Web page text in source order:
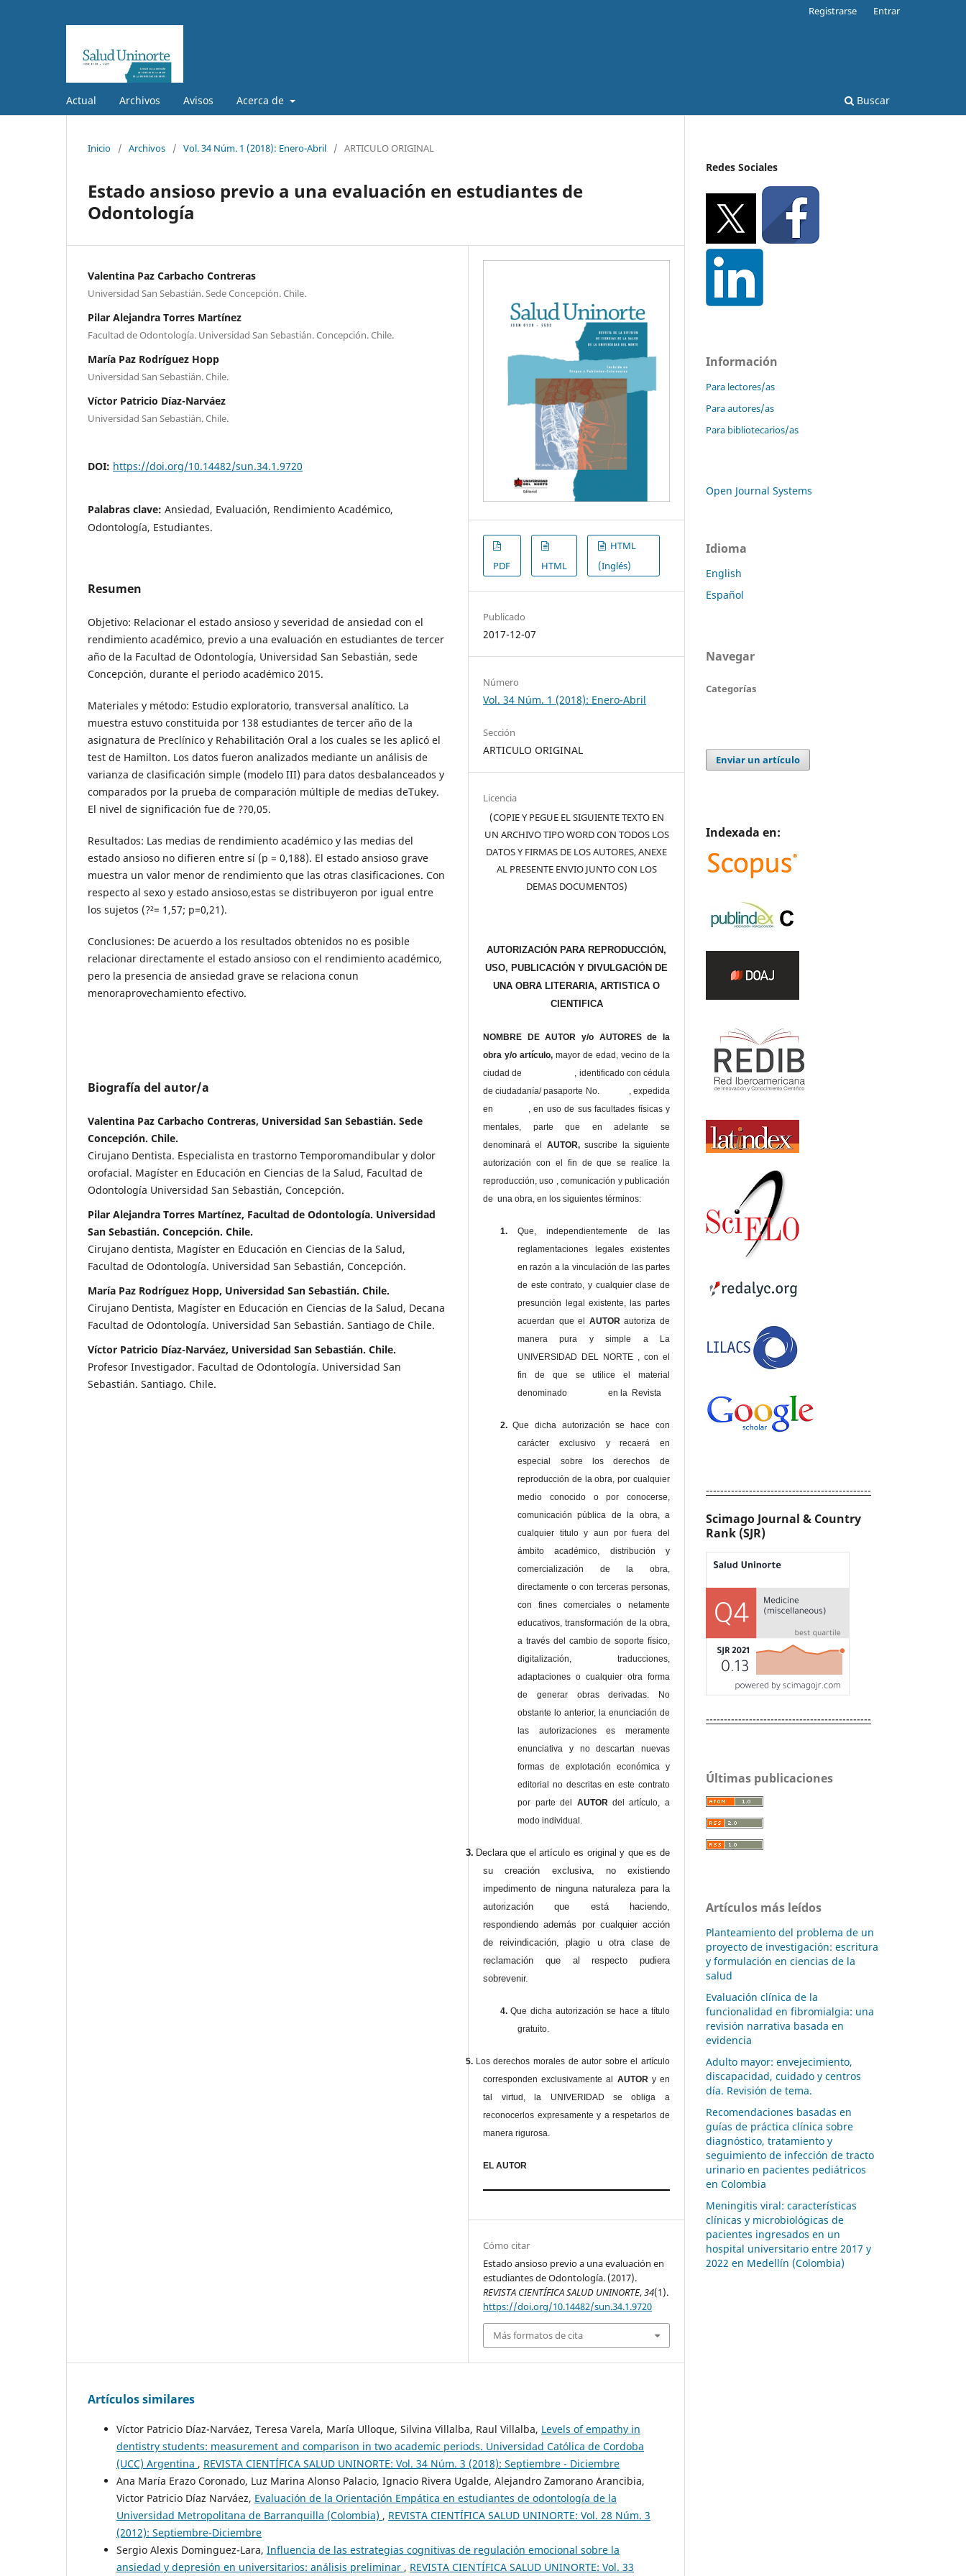
Actual Archivos Avisos Acerca de Buscar
Registrarse Entrar
Inicio / Archivos / Vol. 34 Núm. 1 (2018): Enero-Abril / ARTICULO ORIGINAL
Estado ansioso previo a una evaluación en estudiantes de
Odontología
Valentina Paz Carbacho Contreras
Universidad San Sebastián. Sede Concepción. Chile.
Pilar Alejandra Torres Martínez
Facultad de Odontología. Universidad San Sebastián. Concepción. Chile.
María Paz Rodríguez Hopp
Universidad San Sebastián. Chile.
Víctor Patricio Díaz-Narváez
Universidad San Sebastián. Chile.
DOI: https://doi.org/10.14482/sun.34.1.9720
Palabras clave: Ansiedad, Evaluación, Rendimiento Académico,
Odontología, Estudiantes.
Resumen
Objetivo: Relacionar el estado ansioso y severidad de ansiedad con el
rendimiento académico, previo a una evaluación en estudiantes de tercer
año de la Facultad de Odontología, Universidad San Sebastián, sede
Concepción, durante el periodo académico 2015.
Materiales y método: Estudio exploratorio, transversal analítico. La
muestra estuvo constituida por 138 estudiantes de tercer año de la
asignatura de Preclínico y Rehabilitación Oral a los cuales se les aplicó el
test de Hamilton. Los datos fueron analizados mediante un análisis de
varianza de clasificación simple (modelo III) para datos desbalanceados y
comparados por la prueba de comparación múltiple de medias deTukey.
El nivel de significación fue de ??0,05.
Resultados: Las medias de rendimiento académico y las medias del
estado ansioso no difieren entre sí (p = 0,188). El estado ansioso grave
muestra un valor menor de rendimiento que las otras clasificaciones. Con
respecto al sexo y estado ansioso,estas se distribuyeron por igual entre
los sujetos (?²= 1,57; p=0,21).
Conclusiones: De acuerdo a los resultados obtenidos no es posible
relacionar directamente el estado ansioso con el rendimiento académico,
pero la presencia de ansiedad grave se relaciona conun
menoraprovechamiento efectivo.
Biografía del autor/a
Valentina Paz Carbacho Contreras, Universidad San Sebastián. Sede
Concepción. Chile.
Cirujano Dentista. Especialista en trastorno Temporomandibular y dolor
orofacial. Magíster en Educación en Ciencias de la Salud, Facultad de
Odontología Universidad San Sebastián, Concepción.
Pilar Alejandra Torres Martínez, Facultad de Odontología. Universidad
San Sebastián. Concepción. Chile.
Cirujano dentista, Magíster en Educación en Ciencias de la Salud,
Facultad de Odontología. Universidad San Sebastián, Concepción.
María Paz Rodríguez Hopp, Universidad San Sebastián. Chile.
Cirujano Dentista, Magíster en Educación en Ciencias de la Salud, Decana
Facultad de Odontología. Universidad San Sebastián. Santiago de Chile.
Víctor Patricio Díaz-Narváez, Universidad San Sebastián. Chile.
Profesor Investigador. Facultad de Odontología. Universidad San
Sebastián. Santiago. Chile.
PDF HTML
HTML
(Inglés)
Publicado
2017-12-07
Número
Vol. 34 Núm. 1 (2018): Enero-Abril
Sección
ARTICULO ORIGINAL
Licencia
(COPIE Y PEGUE EL SIGUIENTE TEXTO EN
UN ARCHIVO TIPO WORD CON TODOS LOS
DATOS Y FIRMAS DE LOS AUTORES, ANEXE
AL PRESENTE ENVIO JUNTO CON LOS
DEMAS DOCUMENTOS)
AUTORIZACIÓN PARA REPRODUCCIÓN,
USO, PUBLICACIÓN Y DIVULGACIÓN DE
UNA OBRA LITERARIA, ARTISTICA O
CIENTIFICA
NOMBRE DE AUTOR y/o AUTORES de la
obra y/o artículo,mayor de edad, vecino de la
ciudad de , identificado con cédula
de ciudadanía/ pasaporte No. , expedida
en , en uso de sus facultades físicas y
mentales, parte que en adelante se
denominará el AUTOR,suscribe la siguiente
autorización con el fin de que se realice la
reproducción, uso , comunicación y publicación
de una obra, en los siguientes términos:
1.
Que, independientemente de las
reglamentaciones legales existentes
en razón a la vinculación de las partes
de este contrato, y cualquier clase de
presunción legal existente, las partes
acuerdan que el AUTORautoriza de
manera pura y simple a La
UNIVERSIDAD DEL NORTE , con el
fin de que se utilice el material
denominado en la Revista
2. Que dicha autorización se hace con
carácter exclusivo y recaerá en
especial sobre los derechos de
reproducción de la obra, por cualquier
medio conocido o por conocerse,
comunicación pública de la obra, a
cualquier titulo y aun por fuera del
ámbito académico, distribución y
comercialización de la obra,
directamente o con terceras personas,
con fines comerciales o netamente
educativos, transformación de la obra,
a través del cambio de soporte físico,
digitalización, traducciones,
adaptaciones o cualquier otra forma
de generar obras derivadas. No
obstante lo anterior, la enunciación de
las autorizaciones es meramente
enunciativa y no descartan nuevas
formas de explotación económica y
editorial no descritas en este contrato
por parte del AUTOR del artículo, a
modo individual.
3. Declara que el artículo es original y que es de
su creación exclusiva, no existiendo
impedimento de ninguna naturaleza para la
autorización que está haciendo,
respondiendo además por cualquier acción
de reivindicación, plagio u otra clase de
reclamación que al respecto pudiera
sobrevenir.
4. Que dicha autorización se hace a título
gratuito.
5. Los derechos morales de autor sobre el artículo
corresponden exclusivamente al AUTOR y en
tal virtud, la UNIVERIDAD se obliga a
reconocerlos expresamente y a respetarlos de
manera rigurosa.
EL AUTOR
Cómo citar
Estado ansioso previo a una evaluación en
estudiantes de Odontología. (2017).
REVISTA CIENTÍFICA SALUD UNINORTE,34(1).
https://doi.org/10.14482/sun.34.1.9720
Más formatos de cita
Artículos similares
Víctor Patricio Díaz-Narváez, Teresa Varela, María Ulloque, Silvina Villalba, Raul Villalba, Levels of empathy in
dentistry students: measurement and comparison in two academic periods. Universidad Católica de Cordoba
(UCC) Argentina , REVISTA CIENTÍFICA SALUD UNINORTE: Vol. 34 Núm. 3 (2018): Septiembre - Diciembre
Ana María Erazo Coronado, Luz Marina Alonso Palacio, Ignacio Rivera Ugalde, Alejandro Zamorano Arancibia,
Victor Patricio Díaz Narváez, Evaluación de la Orientación Empática en estudiantes de odontología de la
Universidad Metropolitana de Barranquilla (Colombia) , REVISTA CIENTÍFICA SALUD UNINORTE: Vol. 28 Núm. 3
(2012): Septiembre-Diciembre
Sergio Alexis Dominguez-Lara, Influencia de las estrategias cognitivas de regulación emocional sobre la
ansiedad y depresión en universitarios: análisis preliminar , REVISTA CIENTÍFICA SALUD UNINORTE: Vol. 33
Redes Sociales
Información
Para lectores/as
Para autores/as
Para bibliotecarios/as
Open Journal Systems
Idioma
English
Español
Navegar
Categorías
Enviar un artículo
Indexada en:
----------------------------------------------
Scimago Journal & Country
Rank (SJR)
----------------------------------------------
Últimas publicaciones
Artículos más leídos
Planteamiento del problema de un
proyecto de investigación: escritura
y formulación en ciencias de la
salud
Evaluación clínica de la
funcionalidad en fibromialgia: una
revisión narrativa basada en
evidencia
Adulto mayor: envejecimiento,
discapacidad, cuidado y centros
día. Revisión de tema.
Recomendaciones basadas en
guías de práctica clínica sobre
diagnóstico, tratamiento y
seguimiento de infección de tracto
urinario en pacientes pediátricos
en Colombia
Meningitis viral: características
clínicas y microbiológicas de
pacientes ingresados en un
hospital universitario entre 2017 y
2022 en Medellín (Colombia)